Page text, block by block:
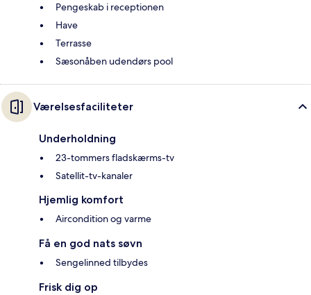
Pengeskab i receptionen
Have
Terrasse
Sæsonåben udendørs pool
Værelsesfaciliteter
Underholdning
23-tommers fladskærms-tv
Satellit-tv-kanaler
Hjemlig komfort
Aircondition og varme
Få en god nats søvn
Sengelinned tilbydes
Frisk dig op